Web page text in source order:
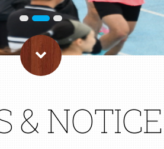
& NOTICE